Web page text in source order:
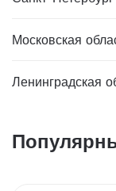
Московская
Ленинградская